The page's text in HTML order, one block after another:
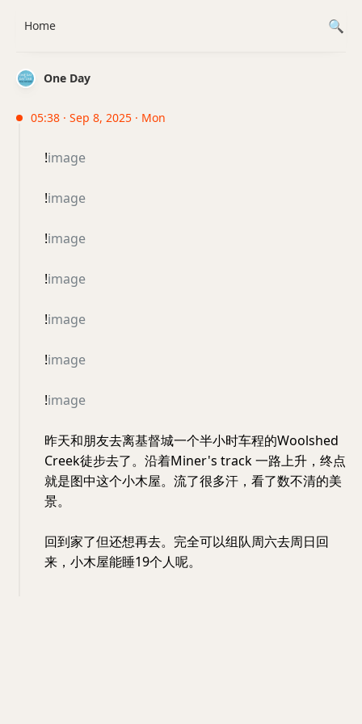
One Day
05:38 · Sep 8, 2025 · Mon
!image
!image
!image
!image
!image
!image
!image
昨天和朋友去离基督城一个半小时车程的Woolshed
Creek徒步去了。沿着Miner's track 一路上升，终点
就是图中这个小木屋。流了很多汗，看了数不清的美
景。
回到家了但还想再去。完全可以组队周六去周日回
来，小木屋能睡19个人呢。
Home